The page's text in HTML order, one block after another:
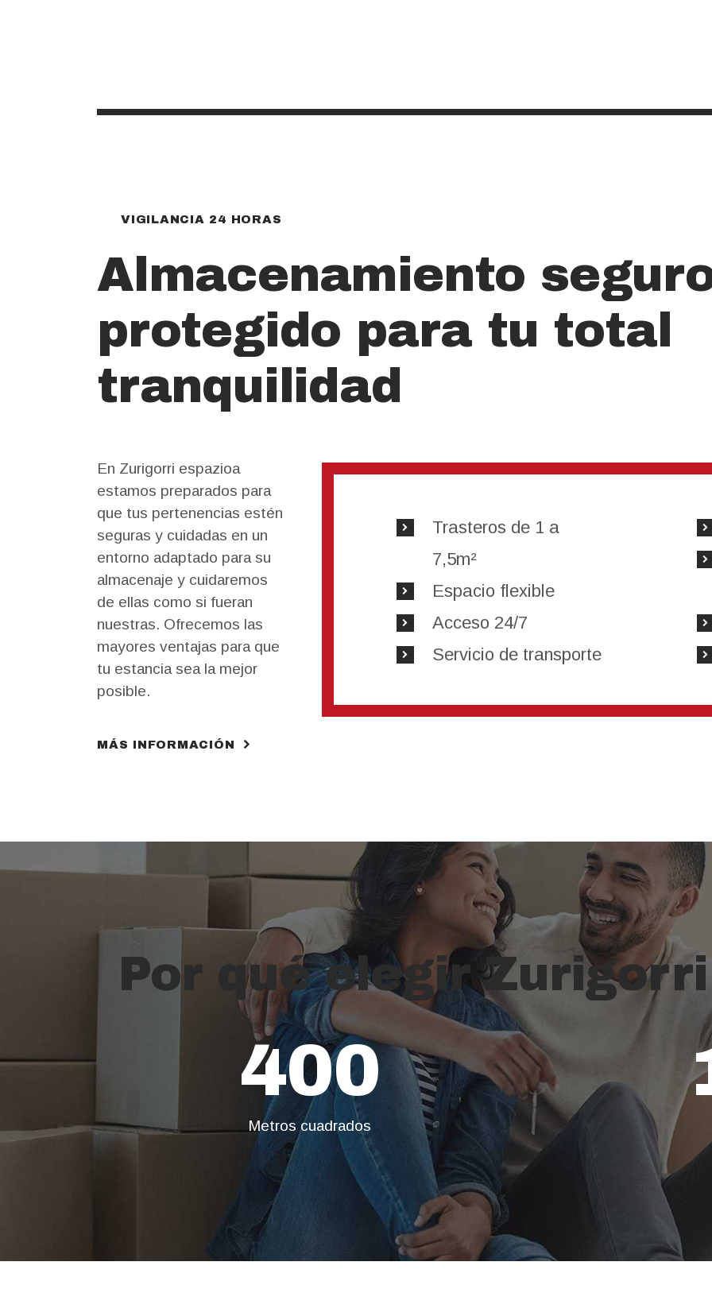
VIGILANCIA 24 HORAS
Almacenamiento
protegido para tu total
tranquilidad
En Zurigorri espazioa
estamos preparados para
que tus pertenencias estén
seguras y cuidadas en un
entorno adaptado para su
almacenaje y cuidaremos
de ellas como si fueran
nuestras. Ofrecemos las
mayores ventajas para que
tu estancia sea la mejor
posible.
MÁS INFORMACIÓN
Trasteros de 1 a
7,5m²
Espacio flexible
Acceso 24/7
Servicio de transporte
Por qué elegir
400
Metros cuadrados